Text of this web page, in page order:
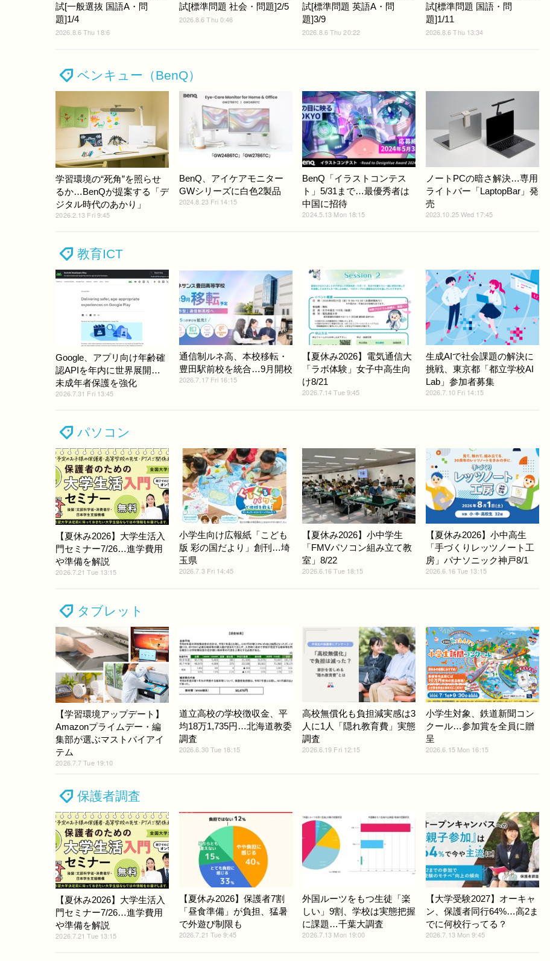
試[一般選抜 国語A・問
題]1/4
2026.8.6 Thu 18:6
試[標準問題 社会・問題]2/5
2026.8.6 Thu 0:46
試[標準問題 英語A・問
題]3/9
2026.8.6 Thu 20:22
試[標準問題 国語・問
題]1/11
2026.8.6 Thu 13:34
ベンキュー（BenQ）
学習環境の“死角”を照らせ
るか…BenQが提案する「デ
ジタル時代のあかり」
2026.2.13 Fri 9:45
BenQ、アイケアモニター
GWシリーズに白色2製品
2024.8.23 Fri 14:15
BenQ「イラストコンテス
ト」5/31まで…最優秀者は
中国に招待
2024.5.13 Mon 18:15
ノートPCの暗さ解決…専用
ライトバー「LaptopBar」発
売
2023.10.25 Wed 17:45
教育ICT
Google、アプリ向け年齢確
認APIを年内に世界展開…
未成年者保護を強化
2026.7.31 Fri 13:45
通信制ルネ高、本校移転・
豊田駅前校を統合…9月開校
2026.7.17 Fri 16:15
【夏休み2026】電気通信大
「ラボ体験」女子中高生向
け8/21
2026.7.14 Tue 9:45
生成AIで社会課題の解決に
挑戦、東京都「都立学校AI
Lab」参加者募集
2026.7.10 Fri 14:15
パソコン
【夏休み2026】大学生活入
門セミナー7/26…進学費用
や準備を解説
2026.7.21 Tue 13:15
小学生向け広報紙「こども
版 彩の国だより」創刊…埼
玉県
2026.7.3 Fri 14:45
【夏休み2026】小中学生
「FMVパソコン組み立て教
室」8/22
2026.6.16 Tue 18:15
【夏休み2026】小中高生
「手づくりレッツノート工
房」パナソニック神戸8/1
2026.6.16 Tue 13:15
タブレット
【学習環境アップデート】
Amazonプライムデー・編
集部が選ぶマストバイアイ
テム
2026.7.7 Tue 19:10
道立高校の学校徴収金、平
均18万1,735円…北海道教委
調査
2026.6.30 Tue 18:15
高校無償化も負担減実感は3
人に1人「隠れ教育費」実態
調査
2026.6.19 Fri 12:15
小学生対象、鉄道新聞コン
クール…参加賞を全員に贈
呈
2026.6.15 Mon 16:15
保護者調査
【夏休み2026】大学生活入
門セミナー7/26…進学費用
や準備を解説
2026.7.21 Tue 13:15
【夏休み2026】保護者7割
「昼食準備」が負担、猛暑
で外遊び制限も
2026.7.21 Tue 9:45
外国ルーツをもつ生徒「楽
しい」9割、学校は実態把握
に課題…千葉大調査
2026.7.13 Mon 19:00
【大学受験2027】オーキャ
ン、保護者同行64%…高2ま
でに何校行ってる？
2026.7.13 Mon 9:45